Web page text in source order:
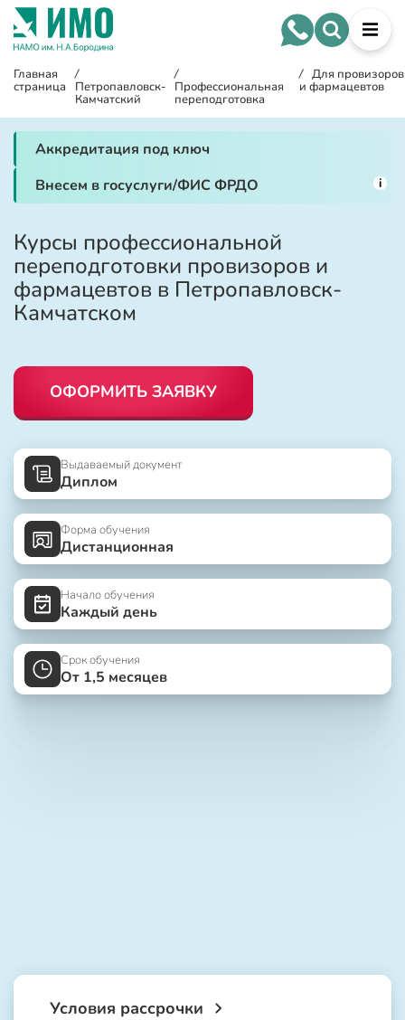
Главная
страница
/
Петропавловск-
Камчатский
/
Профессиональная
переподготовка
/ Для провизоров
и фармацевтов
Аккредитация под ключ
Внесем в госуслуги/ФИС ФРДО
i
Курсы профессиональной
переподготовки провизоров и
фармацевтов в Петропавловск-
Камчатском
ОФОРМИТЬ ЗАЯВКУ
Выдаваемый документ
Диплом
Форма обучения
Дистанционная
Начало обучения
Каждый день
Срок обучения
От 1,5 месяцев
Условия рассрочки